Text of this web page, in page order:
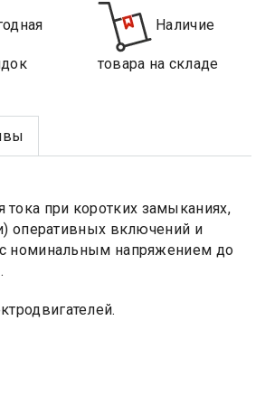
Наличие
товара на складе
при коротких замыканиях,
оперативных включений и
с номинальным напряжением до